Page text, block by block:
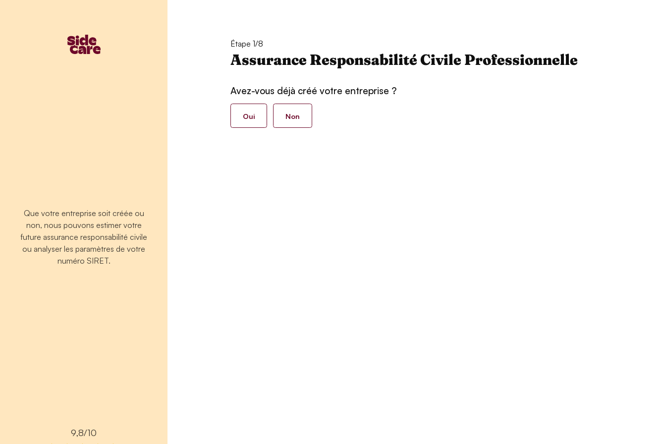
Que votre entreprise soit créée ou
non, nous pouvons estimer votre
future assurance responsabilité civile
ou analyser les paramètres de votre
numéro SIRET.
9,8/10
Étape 1/8
Assurance Responsabilité Civile Professionnelle
Avez-vous déjà créé votre entreprise ?
Oui Non